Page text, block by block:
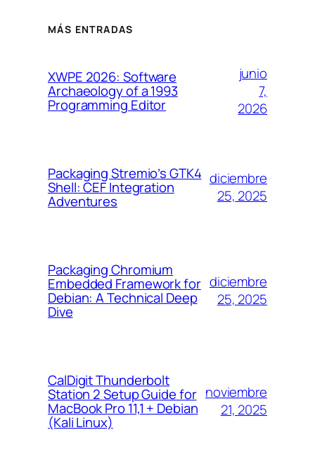
MÁS ENTRADAS
XWPE 2026: Software
Archaeology of a 1993
Programming Editor
junio
7,
2026
Packaging Stremio’s GTK4
Shell: CEF Integration
Adventures
diciembre
25, 2025
Packaging Chromium
Embedded Framework for
Debian: A Technical Deep
Dive
diciembre
25, 2025
CalDigit Thunderbolt
Station 2 Setup Guide for
MacBook Pro 11,1 + Debian
(Kali Linux)
noviembre
21, 2025